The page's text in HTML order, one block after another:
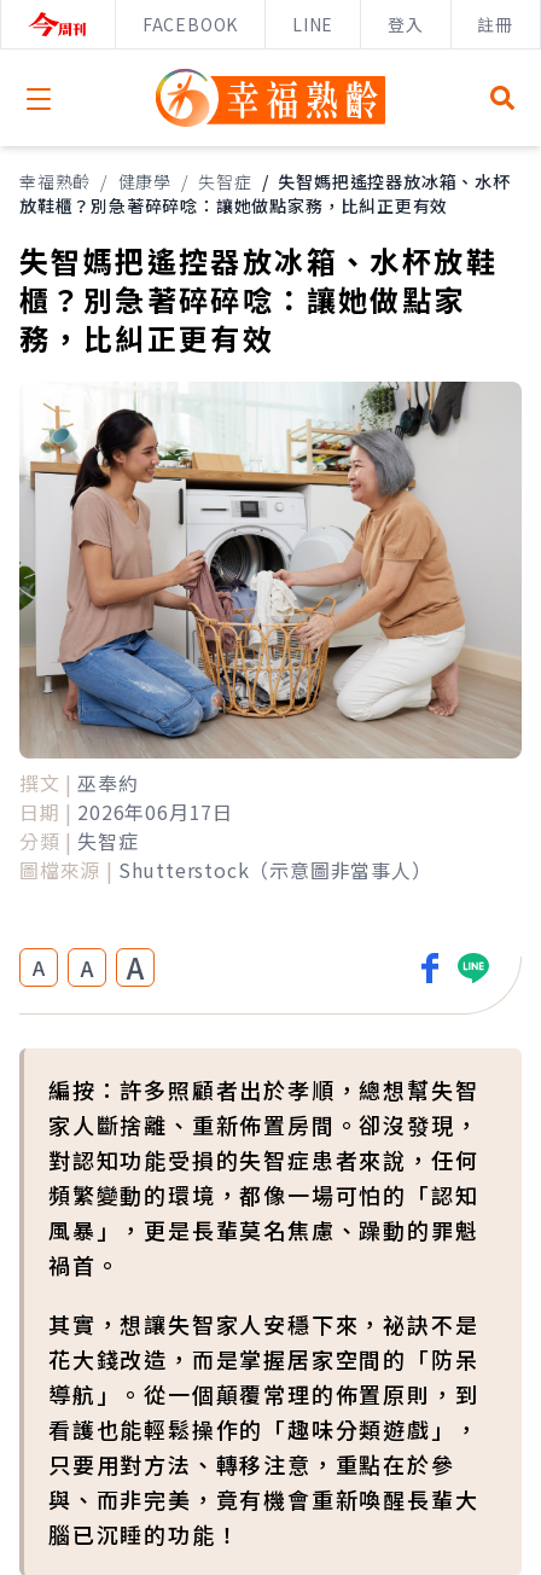
FACEBOOK LINE 登入 註冊
Open menu
幸福熟齡 / 健康學 / 失智症 / 失智媽把遙控器放冰箱、水杯
放鞋櫃？別急著碎碎唸：讓她做點家務，比糾正更有效
失智媽把遙控器放冰箱、水杯放鞋
櫃？別急著碎碎唸：讓她做點家
務，比糾正更有效
撰文 | 巫奉約
日期 | 2026年06月17日
分類 | 失智症
圖檔來源 | Shutterstock（示意圖非當事人）
A A A
編按：許多照顧者出於孝順，總想幫失智
家人斷捨離、重新佈置房間。卻沒發現，
對認知功能受損的失智症患者來說，任何
頻繁變動的環境，都像一場可怕的「認知
風暴」，更是長輩莫名焦慮、躁動的罪魁
禍首。
其實，想讓失智家人安穩下來，祕訣不是
花大錢改造，而是掌握居家空間的「防呆
導航」。從一個顛覆常理的佈置原則，到
看護也能輕鬆操作的「趣味分類遊戲」，
只要用對方法、轉移注意，重點在於參
與、而非完美，竟有機會重新喚醒長輩大
腦已沉睡的功能！